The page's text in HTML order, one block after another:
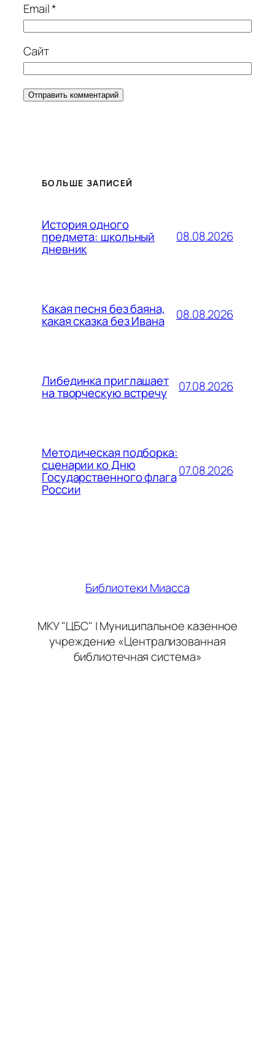
Email*
Сайт
БОЛЬШЕ ЗАПИСЕЙ
История одного
предмета: школьный
дневник
08.08.2026
Какая песня без баяна,
какая сказка без Ивана 08.08.2026
Либединка приглашает
на творческую встречу 07.08.2026
Методическая подборка:
сценарии ко Дню
Государственного флага
России
07.08.2026
Библиотеки Миасса
МКУ "ЦБС" | Муниципальное казенное
учреждение «Централизованная
библиотечная система»